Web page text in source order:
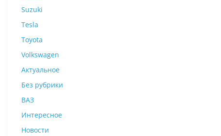
Suzuki
Tesla
Toyota
Volkswagen
Актуальное
Без рубрики
ВАЗ
Интересное
Новости